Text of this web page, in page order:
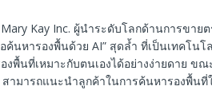
Kay Inc. ผู้นำระดับโลกด้านการขาย
ค้นหารองพื้นด้วย AI” สุดล้ำ ที่เป็นเทคโนโ
พื้นที่เหมาะกับตนเองได้อย่างง่ายดาย ขณ
ามารถแนะนำลูกค้าในการค้นหารองพื้นที่